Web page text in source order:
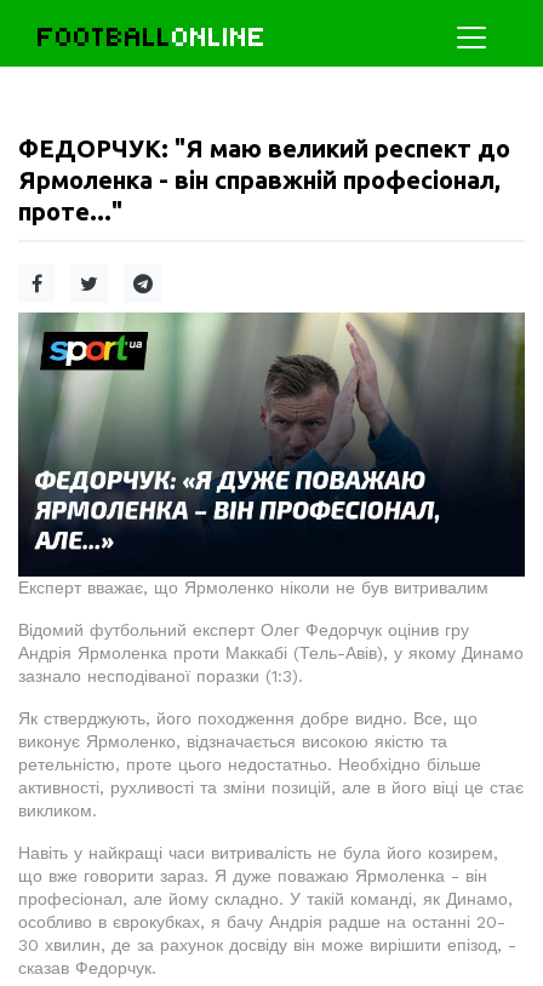
FOOTBALLONLINE
ФЕДОРЧУК: "Я маю великий респект до
Ярмоленка - він справжній професіонал,
проте..."
Експерт вважає, що Ярмоленко ніколи не був витривалим
Відомий футбольний експерт Олег Федорчук оцінив гру
Андрія Ярмоленка проти Маккабі (Тель-Авів), у якому Динамо
зазнало несподіваної поразки (1:3).
Як стверджують, його походження добре видно. Все, що
виконує Ярмоленко, відзначається високою якістю та
ретельністю, проте цього недостатньо. Необхідно більше
активності, рухливості та зміни позицій, але в його віці це стає
викликом.
Навіть у найкращі часи витривалість не була його козирем,
що вже говорити зараз. Я дуже поважаю Ярмоленка - він
професіонал, але йому складно. У такій команді, як Динамо,
особливо в єврокубках, я бачу Андрія радше на останні 20-
30 хвилин, де за рахунок досвіду він може вирішити епізод, -
сказав Федорчук.